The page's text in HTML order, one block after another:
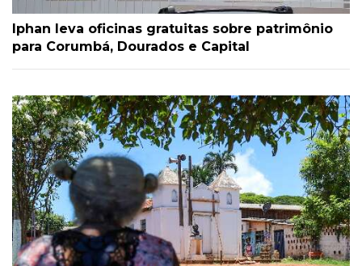
Iphan leva oficinas gratuitas sobre patrimônio
para Corumbá, Dourados e Capital